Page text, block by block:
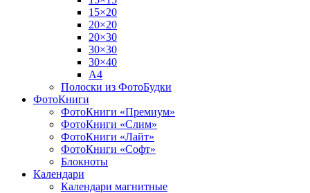
15×20
20×20
20×30
30×30
30×40
A4
Полоски из ФотоБудки
ФотоКниги
ФотоКниги «Премиум»
ФотоКниги «Слим»
ФотоКниги «Лайт»
ФотоКниги «Софт»
Блокноты
Календари
Календари магнитные